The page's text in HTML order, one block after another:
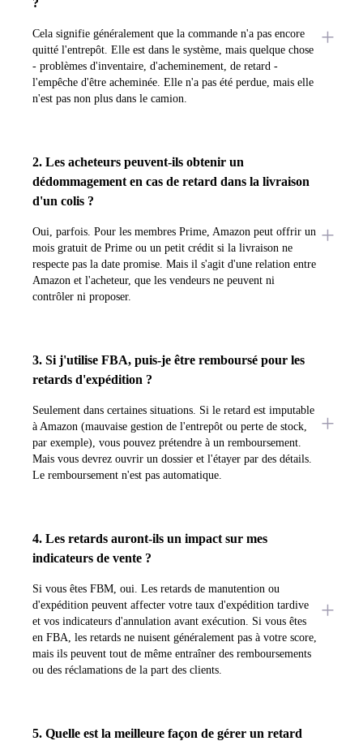
Cela signifie généralement que la commande n'a pas encore
quitté l'entrepôt. Elle est dans le système, mais quelque chose
- problèmes d'inventaire, d'acheminement, de retard -
l'empêche d'être acheminée. Elle n'a pas été perdue, mais elle
n'est pas non plus dans le camion.
2. Les acheteurs peuvent-ils obtenir un
dédommagement en cas de retard dans la livraison
d'un colis ?
Oui, parfois. Pour les membres Prime, Amazon peut offrir un
mois gratuit de Prime ou un petit crédit si la livraison ne
respecte pas la date promise. Mais il s'agit d'une relation entre
Amazon et l'acheteur, que les vendeurs ne peuvent ni
contrôler ni proposer.
3. Si j'utilise FBA, puis-je être remboursé pour les
retards d'expédition ?
Seulement dans certaines situations. Si le retard est imputable
à Amazon (mauvaise gestion de l'entrepôt ou perte de stock,
par exemple), vous pouvez prétendre à un remboursement.
Mais vous devrez ouvrir un dossier et l'étayer par des détails.
Le remboursement n'est pas automatique.
4. Les retards auront-ils un impact sur mes
indicateurs de vente ?
Si vous êtes FBM, oui. Les retards de manutention ou
d'expédition peuvent affecter votre taux d'expédition tardive
et vos indicateurs d'annulation avant exécution. Si vous êtes
en FBA, les retards ne nuisent généralement pas à votre score,
mais ils peuvent tout de même entraîner des remboursements
ou des réclamations de la part des clients.
5. Quelle est la meilleure façon de gérer un retard